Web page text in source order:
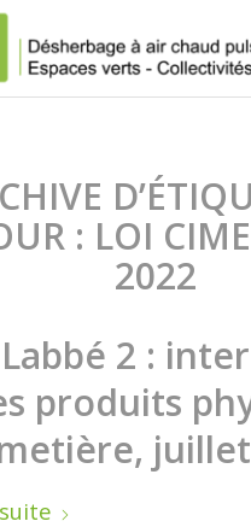
: LOI
2022
2 :
produits